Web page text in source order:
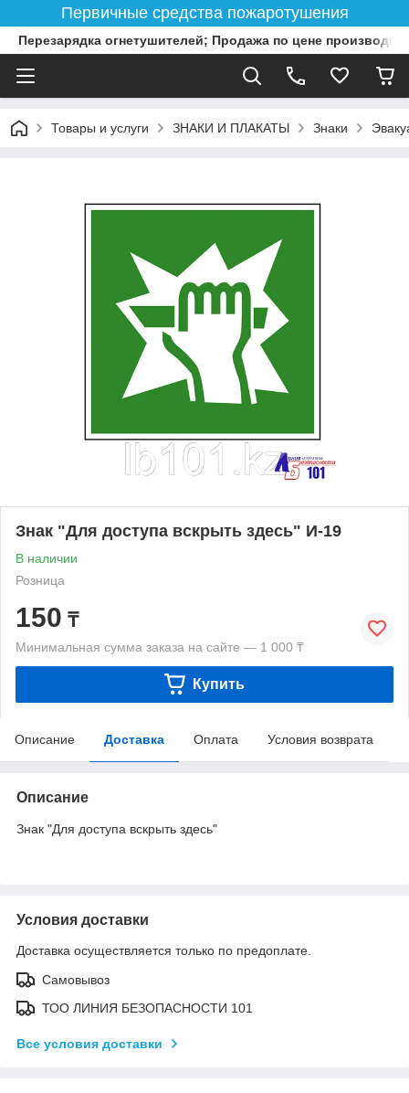
Первичные средства пожаротушения
Перезарядка огнетушителей; Продажа по цене
Товары и услуги ЗНАКИ И ПЛАКАТЫ Знаки
Знак "Для доступа вскрыть здесь" И-19
В наличии
Розница
150 ₸
Минимальная сумма заказа на сайте — 1 000 ₸
Купить
Описание Доставка Оплата Условия возврата
Описание
Знак "Для доступа вскрыть здесь"
Условия доставки
Доставка осуществляется только по предоплате.
Самовывоз
ТОО ЛИНИЯ БЕЗОПАСНОСТИ 101
Все условия доставки